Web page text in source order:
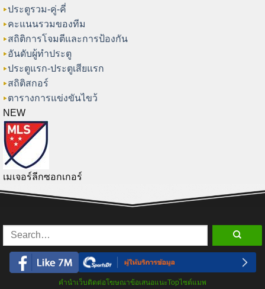
ประตูรวม-คู่-คี่
คะแนนรวมของทีม
สถิติการโจมตีและการป้องกัน
อันดับผู้ทำประตู
ประตูแรก-ประตูเสียแรก
สถิติสกอร์
ตารางการแข่งขันไขว้
NEW
เมเจอร์ลีกซอกเกอร์
คำนำเว็บติดต่อโฆษณาข้อเสนอแนะTopไซต์แมพ